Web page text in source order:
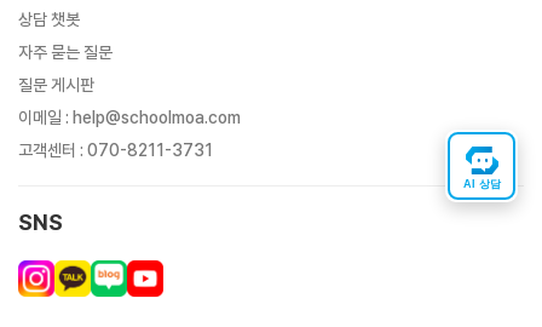
상담 챗봇
자주 묻는 질문
질문 게시판
이메일 : help@schoolmoa.com
고객센터 : 070-8211-3731
SNS
AI 상담